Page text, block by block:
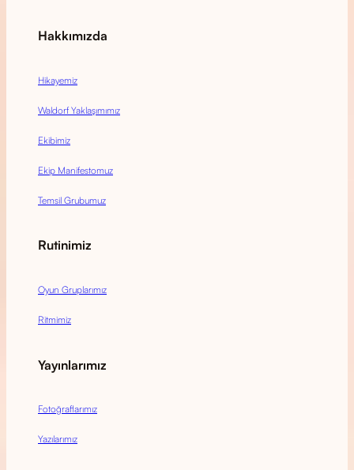
Hakkımızda
Hikayemiz
Waldorf Yaklaşımımız
Ekibimiz
Ekip Manifestomuz
Temsil Grubumuz
Rutinimiz
Oyun Gruplarımız
Ritmimiz
Yayınlarımız
Fotoğraflarımız
Yazılarımız